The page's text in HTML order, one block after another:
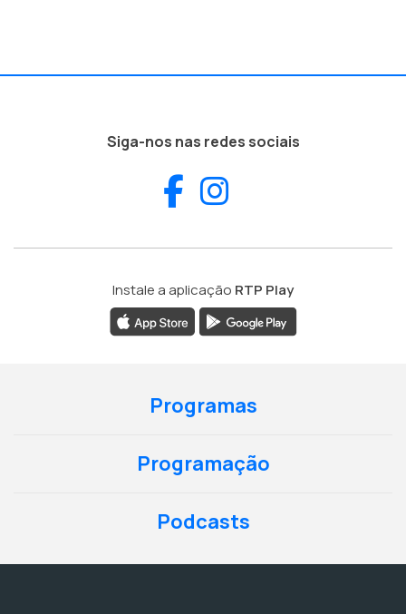
Siga-nos nas redes sociais
Facebook
Instale a aplicação RTP Play
Programas
Programação
Podcasts